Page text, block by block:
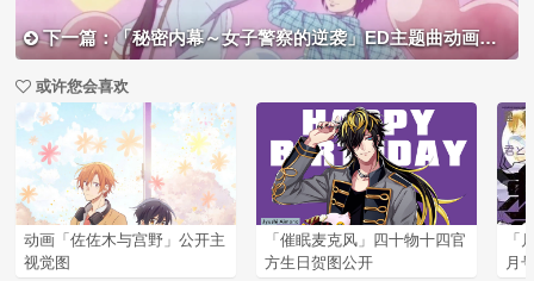
下一篇：「秘密内幕～女子警察的逆袭」ED主题曲动画MV公开
或许您会喜欢
动画「佐佐木与宫野」公开主
视觉图
「催眠麦克风」四十物十四官
方生日贺图公开
「
月